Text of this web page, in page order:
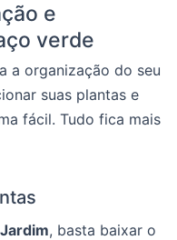
e
verde
a organização do seu
suas plantas e
fácil. Tudo fica mais
, basta baixar o